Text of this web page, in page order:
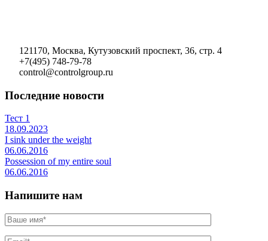
121170, Москва, Кутузовский проспект, 36, стр. 4
+7(495) 748-79-78
control@controlgroup.ru
Последние новости
Тест 1
18.09.2023
I sink under the weight
06.06.2016
Possession of my entire soul
06.06.2016
Напишите нам